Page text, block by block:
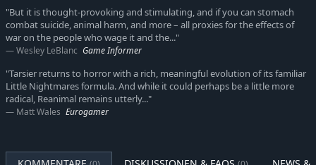
EIN ABENTEUER VOLLER SCHRECKEN
Tarsier Studios prägen mit ihrem einmaligen Stil eine ganz
neue Horde bösartiger Monster und gebrochene, aber
Vergangenheit der Kinder dienten als Inspiration für ihr
Charakterdesign und für die Monster, die sie nun plagen.
HAND IN HAND DURCH DIE HÖLLE
"But it is thought-provoking and stimulating, and if you can stomach
combat suicide, animal harm, and more – all proxies for the effects of
war on the people who wage it and the..."
Wesley LeBlanc Game Informer
"Tarsier returns to horror with a rich, meaningful evolution of its familiar
Little Nightmares formula. And while it could perhaps be a little more
radical, Reanimal remains utterly..."
Matt Wales Eurogamer